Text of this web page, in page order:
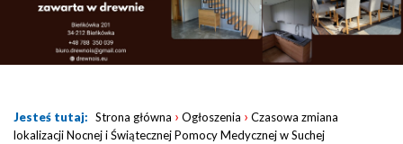
Jesteś tutaj: Strona główna › Ogłoszenia › Czasowa zmiana
lokalizacji Nocnej i Świątecznej Pomocy Medycznej w Suchej